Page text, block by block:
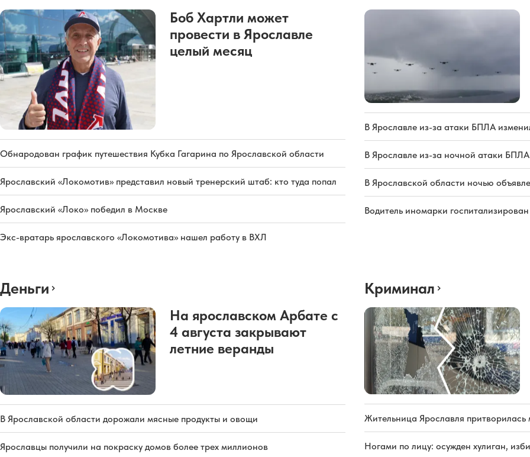
Боб Хартли может
провести в Ярославле
целый месяц
Обнародован график путешествия Кубка Гагарина по Ярославской области
Ярославский «Локомотив» представил новый тренерский штаб: кто туда попал
Ярославский «Локо» победил в Москве
Экс-вратарь ярославского «Локомотива» нашел работу в ВХЛ
В Ярославле из-за атаки БПЛА
В Ярославле из-за ночной атаки
В Ярославской области ночью
Водитель иномарки
Деньги
На ярославском Арбате с
4 августа закрывают
летние веранды
В Ярославской области дорожали мясные продукты и овощи
Ярославцы получили на покраску домов более трех миллионов
Криминал
Жительница Ярославля
Ногами по лицу: осужден хулиган,